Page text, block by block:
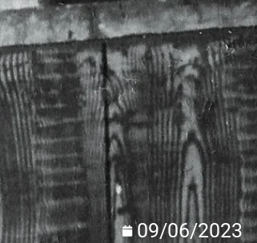
09/06/2023